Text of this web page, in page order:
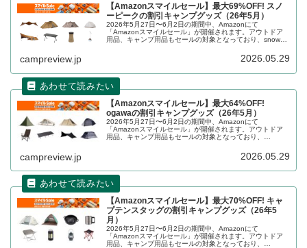
【Amazonスマイルセール】最大69%OFF! スノ
ーピークの割引キャンプグッズ（26年5月）
2026年5月27日〜6月2日の期間中、Amazonにて
「Amazonスマイルセール」が開催されます。アウトドア
用品、キャンプ用品もセールの対象となっており、snow
campreview.jp 2026.05.29
【Amazonスマイルセール】最大64%OFF!
ogawaの割引キャンプグッズ（26年5月）
2026年5月27日〜6月2日の期間中、Amazonにて
「Amazonスマイルセール」が開催されます。アウトドア
用品、キャンプ用品もセールの対象となっており、
campreview.jp 2026.05.29
【Amazonスマイルセール】最大70%OFF! キャ
プテンスタッグの割引キャンプグッズ（26年5
月）
2026年5月27日〜6月2日の期間中、Amazonにて
「Amazonスマイルセール」が開催されます。アウトドア
用品、キャンプ用品もセールの対象となっており、